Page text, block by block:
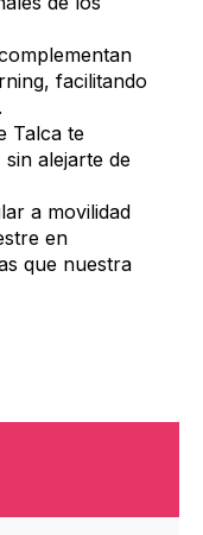
facilitando
Talca te
alejarte de
a movilidad
en
que nuestra